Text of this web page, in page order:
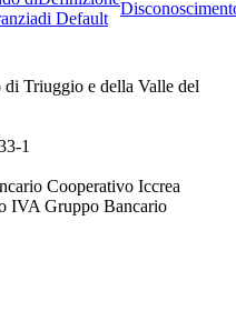
di Default
Triuggio e della Valle del
1
Cooperativo Iccrea
IVA Gruppo Bancario